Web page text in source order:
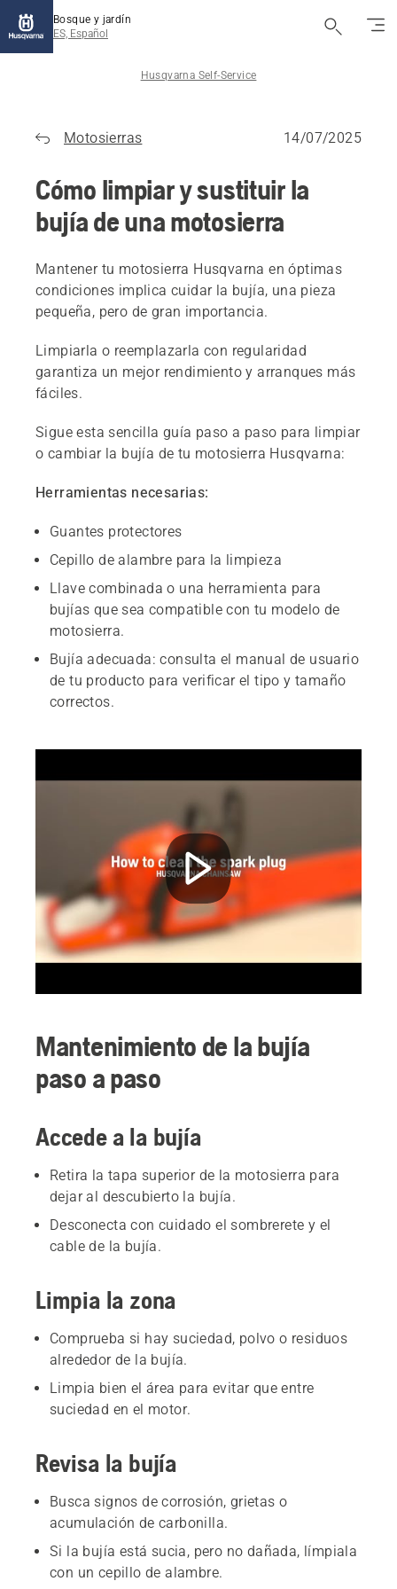
Bosque y jardín
ES, Español
Husqvarna Self-Service
Motosierras 14/07/2025
Cómo limpiar y sustituir la
bujía de una motosierra
Mantener tu motosierra Husqvarna en óptimas
condiciones implica cuidar la bujía, una pieza
pequeña, pero de gran importancia.
Limpiarla o reemplazarla con regularidad
garantiza un mejor rendimiento y arranques más
fáciles.
Sigue esta sencilla guía paso a paso para limpiar
o cambiar la bujía de tu motosierra Husqvarna:
Herramientas necesarias:
Guantes protectores
Cepillo de alambre para la limpieza
Llave combinada o una herramienta para
bujías que sea compatible con tu modelo de
motosierra.
Bujía adecuada: consulta el manual de usuario
de tu producto para verificar el tipo y tamaño
correctos.
Mantenimiento de la bujía
paso a paso
Accede a la bujía
Retira la tapa superior de la motosierra para
dejar al descubierto la bujía.
Desconecta con cuidado el sombrerete y el
cable de la bujía.
Limpia la zona
Comprueba si hay suciedad, polvo o residuos
alrededor de la bujía.
Limpia bien el área para evitar que entre
suciedad en el motor.
Revisa la bujía
Busca signos de corrosión, grietas o
acumulación de carbonilla.
Si la bujía está sucia, pero no dañada, límpiala
con un cepillo de alambre.